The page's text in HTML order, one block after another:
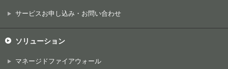
サービスお申し込み・お問い合わせ
ソリューション
マネージドファイアウォール